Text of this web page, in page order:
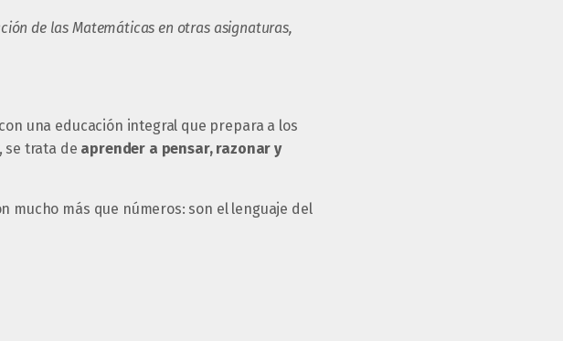
de las Matemáticas en otras asignaturas,
una educación integral que prepara a los
se trata de aprender a pensar, razonar y
mucho más que números: son el lenguaje del